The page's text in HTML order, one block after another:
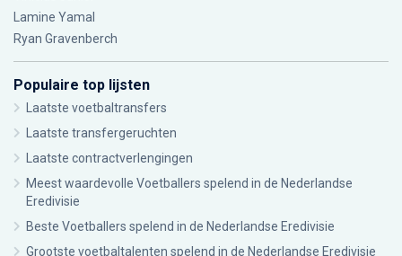
Lamine Yamal
Ryan Gravenberch
Populaire top lijsten
Laatste voetbaltransfers
Laatste transfergeruchten
Laatste contractverlengingen
Meest waardevolle Voetballers spelend in de Nederlandse
Eredivisie
Beste Voetballers spelend in de Nederlandse Eredivisie
Grootste voetbaltalenten spelend in de Nederlandse Eredivisie